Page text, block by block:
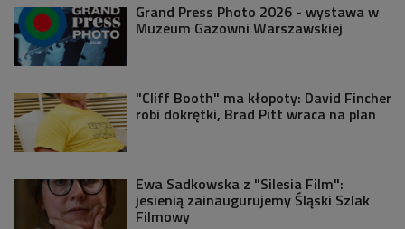
Grand Press Photo 2026 - wystawa w
Muzeum Gazowni Warszawskiej
"Cliff Booth" ma kłopoty: David Fincher
robi dokrętki, Brad Pitt wraca na plan
Ewa Sadkowska z "Silesia Film":
jesienią zainaugurujemy Śląski Szlak
Filmowy